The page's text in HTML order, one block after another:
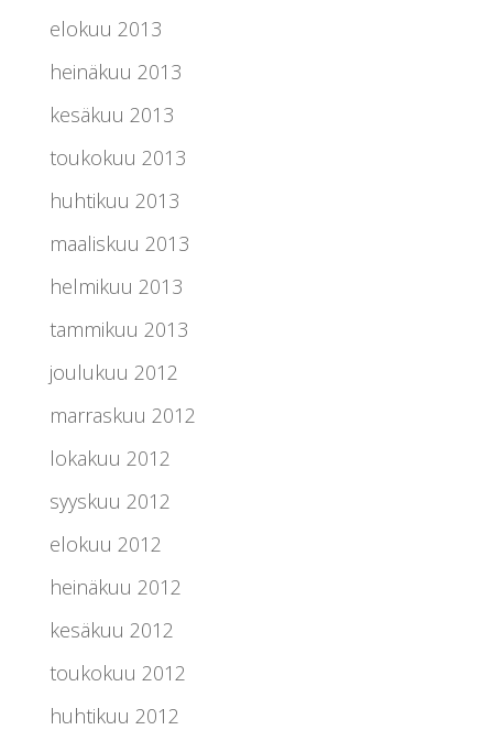
elokuu 2013
heinäkuu 2013
kesäkuu 2013
toukokuu 2013
huhtikuu 2013
maaliskuu 2013
helmikuu 2013
tammikuu 2013
joulukuu 2012
marraskuu 2012
lokakuu 2012
syyskuu 2012
elokuu 2012
heinäkuu 2012
kesäkuu 2012
toukokuu 2012
huhtikuu 2012